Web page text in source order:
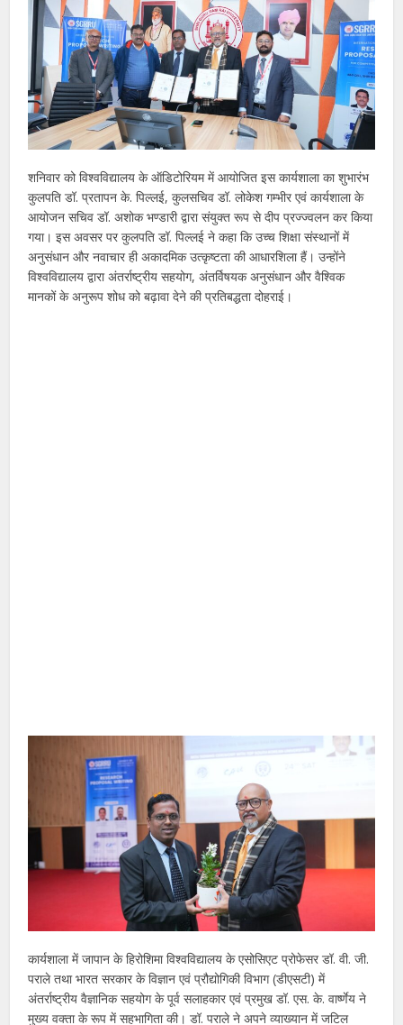
शनिवार को विश्वविद्यालय के ऑडिटोरियम में आयोजित इस कार्यशाला का शुभारंभ
कुलपति डॉ. प्रतापन के. पिल्लई, कुलसचिव डॉ. लोकेश गम्भीर एवं कार्यशाला के
आयोजन सचिव डॉ. अशोक भण्डारी द्वारा संयुक्त रूप से दीप प्रज्ज्वलन कर किया
गया। इस अवसर पर कुलपति डॉ. पिल्लई ने कहा कि उच्च शिक्षा संस्थानों में
अनुसंधान और नवाचार ही अकादमिक उत्कृष्टता की आधारशिला हैं। उन्होंने
विश्वविद्यालय द्वारा अंतर्राष्ट्रीय सहयोग, अंतर्विषयक अनुसंधान और वैश्विक
मानकों के अनुरूप शोध को बढ़ावा देने की प्रतिबद्धता दोहराई।
कार्यशाला में जापान के हिरोशिमा विश्वविद्यालय के एसोसिएट प्रोफेसर डॉ. वी. जी.
पराले तथा भारत सरकार के विज्ञान एवं प्रौद्योगिकी विभाग (डीएसटी) में
अंतर्राष्ट्रीय वैज्ञानिक सहयोग के पूर्व सलाहकार एवं प्रमुख डॉ. एस. के. वार्ष्णेय ने
मुख्य वक्ता के रूप में सहभागिता की। डॉ. पराले ने अपने व्याख्यान में जटिल